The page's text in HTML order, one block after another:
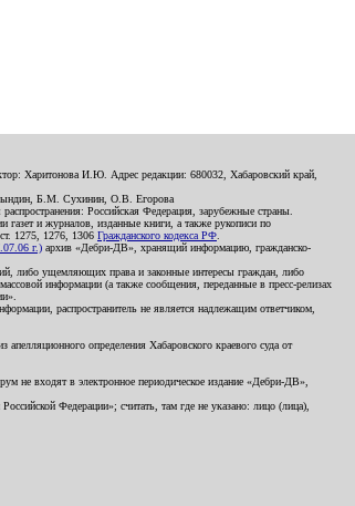
Харитонова И.Ю. Адрес редакции: 680032, Хабаровский край,
Б.М. Сухинин, О.В. Егорова
Российская Федерация, зарубежные страны.
газет и журналов, изданные книги, а также рукописи по
1275, 1276, 1306 Гражданского кодекса РФ
г.) архив «Дебри-ДВ», хранящий информацию, гражданско-
либо ущемляющих права и законные интересы граждан, либо
информации (а также сообщения, переданные в пресс-релизах
распространитель не является надлежащим ответчиком,
определения Хабаровского краевого суда от
не входят в электронное периодическое издание «Дебри-ДВ»,
Федерации»; считать, там где не указано: лицо (лица),